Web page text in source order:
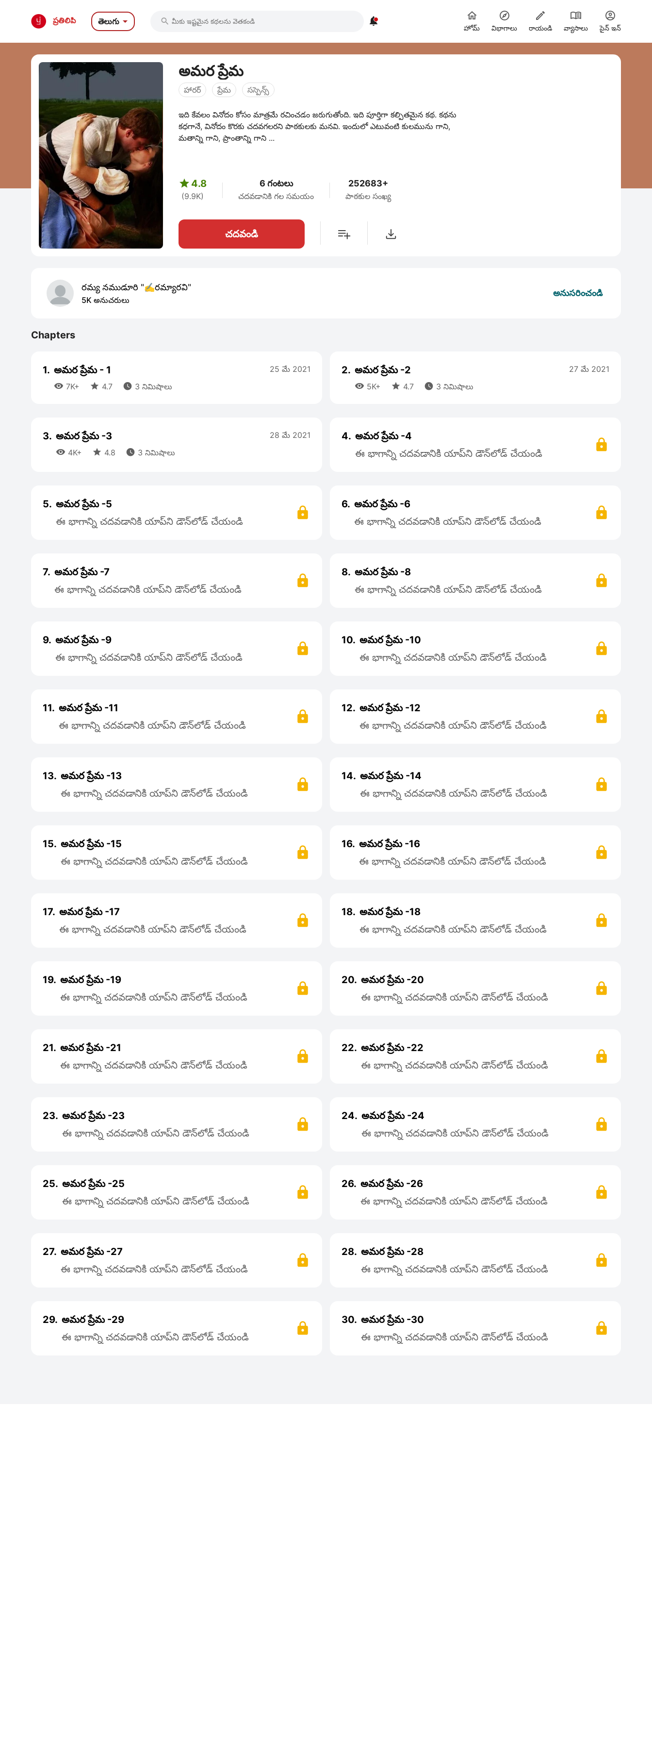
ప్రతిలిపి తెలుగు   
హోమ్ విభాగాలు రాయండి వ్యాసాలు సైన్ ఇన్
అమర ప్రేమ
హారర్ ప్రేమ సస్పెన్స్
ఇది కేవలం వినోదం కోసం మాత్రమే రచించడం జరుగుతోంది. ఇది పూర్తిగా కల్పితమైన కథ. కథను
కధగానే, వినోదం కొరకు చదవగలరని పాఠకులకు మనవి. ఇందులో ఎటువంటి కులమును గాని,
మతాన్ని గాని, ప్రాంతాన్ని గాని ...
 4.8
(9.9K)
6 గంటలు
చదవడానికి గల సమయం
252683+
పాఠకుల సంఖ్య
చదవండి
రమ్య నముడూరి "✍️రమ్యారవి"
5K అనుచరులు
అనుసరించండి
Chapters
1. అమర ప్రేమ - 1
 7K+  4.7  3 నిమిషాలు
25 మే 2021 2. అమర ప్రేమ -2
 5K+  4.7  3 నిమిషాలు
27 మే 2021
3. అమర ప్రేమ -3
 4K+  4.8  3 నిమిషాలు
28 మే 2021 4. అమర ప్రేమ -4
ఈ భాగాన్ని చదవడానికి యాప్‌ని డౌన్‌లోడ్ చేయండి
5. అమర ప్రేమ -5
ఈ భాగాన్ని చదవడానికి యాప్‌ని డౌన్‌లోడ్ చేయండి
6. అమర ప్రేమ -6
ఈ భాగాన్ని చదవడానికి యాప్‌ని డౌన్‌లోడ్ చేయండి
7. అమర ప్రేమ -7
ఈ భాగాన్ని చదవడానికి యాప్‌ని డౌన్‌లోడ్ చేయండి
8. అమర ప్రేమ -8
ఈ భాగాన్ని చదవడానికి యాప్‌ని డౌన్‌లోడ్ చేయండి
9. అమర ప్రేమ -9
ఈ భాగాన్ని చదవడానికి యాప్‌ని డౌన్‌లోడ్ చేయండి
10. అమర ప్రేమ -10
ఈ భాగాన్ని చదవడానికి యాప్‌ని డౌన్‌లోడ్ చేయండి
11. అమర ప్రేమ -11
ఈ భాగాన్ని చదవడానికి యాప్‌ని డౌన్‌లోడ్ చేయండి
12. అమర ప్రేమ -12
ఈ భాగాన్ని చదవడానికి యాప్‌ని డౌన్‌లోడ్ చేయండి
13. అమర ప్రేమ -13
ఈ భాగాన్ని చదవడానికి యాప్‌ని డౌన్‌లోడ్ చేయండి
14. అమర ప్రేమ -14
ఈ భాగాన్ని చదవడానికి యాప్‌ని డౌన్‌లోడ్ చేయండి
15. అమర ప్రేమ -15
ఈ భాగాన్ని చదవడానికి యాప్‌ని డౌన్‌లోడ్ చేయండి
16. అమర ప్రేమ -16
ఈ భాగాన్ని చదవడానికి యాప్‌ని డౌన్‌లోడ్ చేయండి
17. అమర ప్రేమ -17
ఈ భాగాన్ని చదవడానికి యాప్‌ని డౌన్‌లోడ్ చేయండి
18. అమర ప్రేమ -18
ఈ భాగాన్ని చదవడానికి యాప్‌ని డౌన్‌లోడ్ చేయండి
19. అమర ప్రేమ -19
ఈ భాగాన్ని చదవడానికి యాప్‌ని డౌన్‌లోడ్ చేయండి
20. అమర ప్రేమ -20
ఈ భాగాన్ని చదవడానికి యాప్‌ని డౌన్‌లోడ్ చేయండి
21. అమర ప్రేమ -21
ఈ భాగాన్ని చదవడానికి యాప్‌ని డౌన్‌లోడ్ చేయండి
22. అమర ప్రేమ -22
ఈ భాగాన్ని చదవడానికి యాప్‌ని డౌన్‌లోడ్ చేయండి
23. అమర ప్రేమ -23
ఈ భాగాన్ని చదవడానికి యాప్‌ని డౌన్‌లోడ్ చేయండి
24. అమర ప్రేమ -24
ఈ భాగాన్ని చదవడానికి యాప్‌ని డౌన్‌లోడ్ చేయండి
25. అమర ప్రేమ -25
ఈ భాగాన్ని చదవడానికి యాప్‌ని డౌన్‌లోడ్ చేయండి
26. అమర ప్రేమ -26
ఈ భాగాన్ని చదవడానికి యాప్‌ని డౌన్‌లోడ్ చేయండి
27. అమర ప్రేమ -27
ఈ భాగాన్ని చదవడానికి యాప్‌ని డౌన్‌లోడ్ చేయండి
28. అమర ప్రేమ -28
ఈ భాగాన్ని చదవడానికి యాప్‌ని డౌన్‌లోడ్ చేయండి
29. అమర ప్రేమ -29
ఈ భాగాన్ని చదవడానికి యాప్‌ని డౌన్‌లోడ్ చేయండి
30. అమర ప్రేమ -30
ఈ భాగాన్ని చదవడానికి యాప్‌ని డౌన్‌లోడ్ చేయండి